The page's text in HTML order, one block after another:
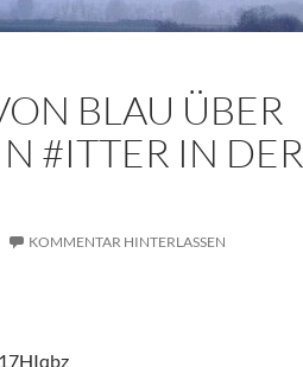
BLAU ÜBER
#ITTER IN DER
KOMMENTAR HINTERLASSEN